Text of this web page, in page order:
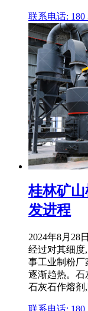
联系电话: 180
桂林矿
发进程
2024年8月28
经过对其细度
事工业制粉厂
逐渐趋热。石
石灰石作熔剂
联系电话: 180